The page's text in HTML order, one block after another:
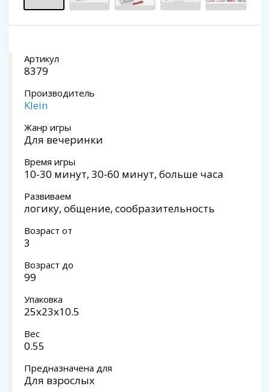
Артикул
8379
Производитель
Klein
Жанр игры
Для вечеринки
Время игры
10-30 минут, 30-60 минут, больше часа
Развиваем
логику, общение, сообразительность
Возраст от
3
Возраст до
99
Упаковка
25x23x10.5
Вес
0.55
Предназначена для
Для взрослых